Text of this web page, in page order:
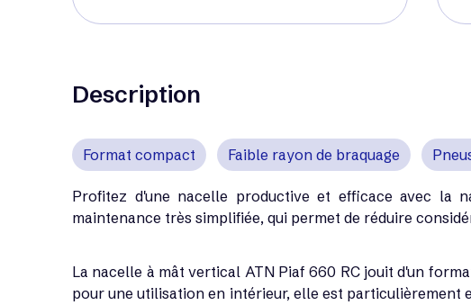
Description
Format compact Faible rayon de braquage
Profitez d'une nacelle productive et efficace avec la
maintenance très simplifiée, qui permet de réduire
La nacelle à mât vertical ATN Piaf 660 RC jouit d'un
pour une utilisation en intérieur, elle est